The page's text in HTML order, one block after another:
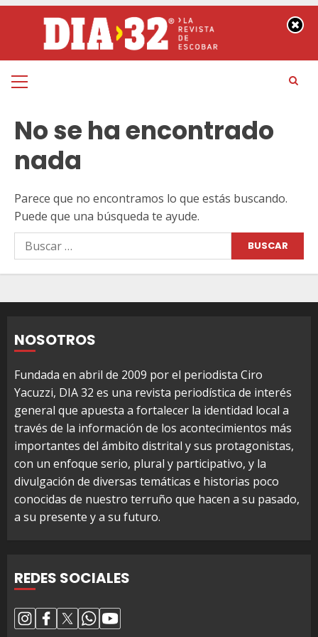
contenido
Menú
No se ha encontrado
nada
Parece que no encontramos lo que estás buscando.
Puede que una búsqueda te ayude.
Buscar:
NOSOTROS
Fundada en abril de 2009 por el periodista Ciro
Yacuzzi, DIA 32 es una revista periodística de interés
general que apuesta a fortalecer la identidad local a
través de la información de los acontecimientos más
importantes del ámbito distrital y sus protagonistas,
con un enfoque serio, plural y participativo, y la
divulgación de diversas temáticas e historias poco
conocidas de nuestro terruño que hacen a su pasado,
a su presente y a su futuro.
REDES SOCIALES